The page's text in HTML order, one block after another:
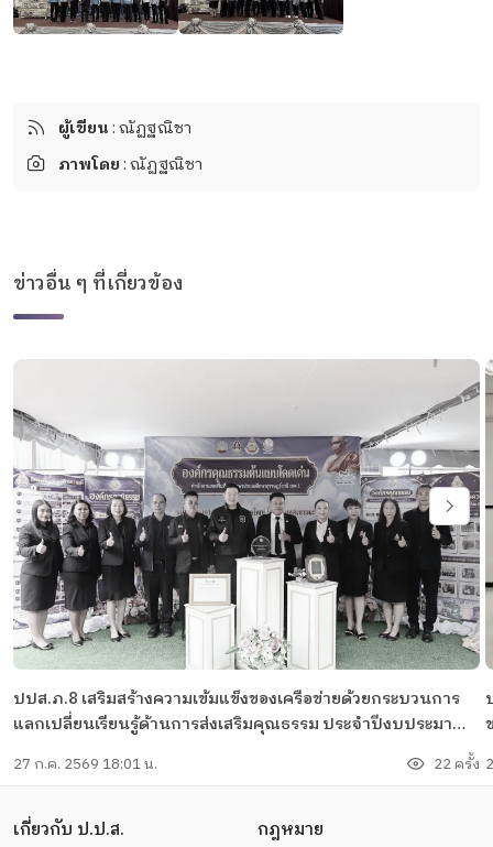
ผู้เขียน: ณัฏฐณิชา
ภาพโดย: ณัฏฐณิชา
ข่าวอื่น ๆ ที่เกี่ยวข้อง
ปปส.ภ.8 เสริมสร้างความเข้มแข็งของเครือข่ายด้วยกระบวนการ
แลกเปลี่ยนเรียนรู้ด้านการส่งเสริมคุณธรรม ประจำปีงบประมาณ
27 ก.ค. 2569 18:01 น. 22 ครั้ง
เกี่ยวกับ ป.ป.ส. กฎหมาย